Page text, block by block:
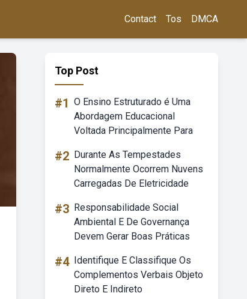
Contact Tos DMCA
Top Post
#1 O Ensino Estruturado é Uma
Abordagem Educacional
Voltada Principalmente Para
#2 Durante As Tempestades
Normalmente Ocorrem Nuvens
Carregadas De Eletricidade
#3 Responsabilidade Social
Ambiental E De Governança
Devem Gerar Boas Práticas
#4 Identifique E Classifique Os
Complementos Verbais Objeto
Direto E Indireto